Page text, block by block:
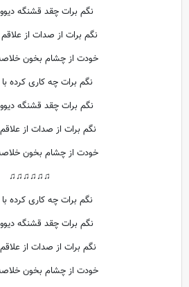
نگم برات چقد قشنگه
نگم برات از صدات از
خودت از چشام بخون
نگم برات چه کاری کرده
نگم برات چقد قشنگه
نگم برات از صدات از
خودت از چشام بخون
♫♫♫♫♫♫
نگم برات چه کاری کرده
نگم برات چقد قشنگه
نگم برات از صدات از
خودت از چشام بخون